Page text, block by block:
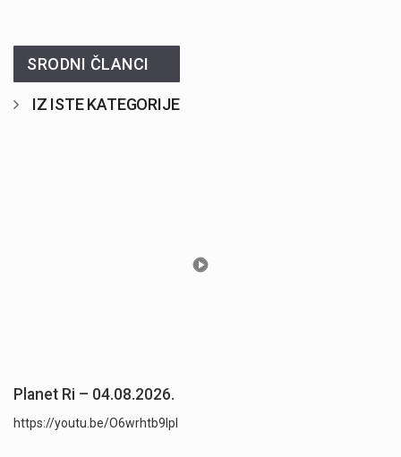
SRODNI ČLANCI
IZ ISTE KATEGORIJE
Planet Ri – 04.08.2026.
https://youtu.be/O6wrhtb9lpI